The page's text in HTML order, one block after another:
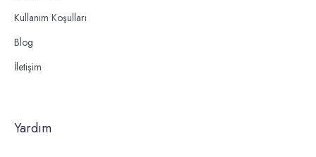
Kullanım Koşulları
Blog
İletişim
Yardım